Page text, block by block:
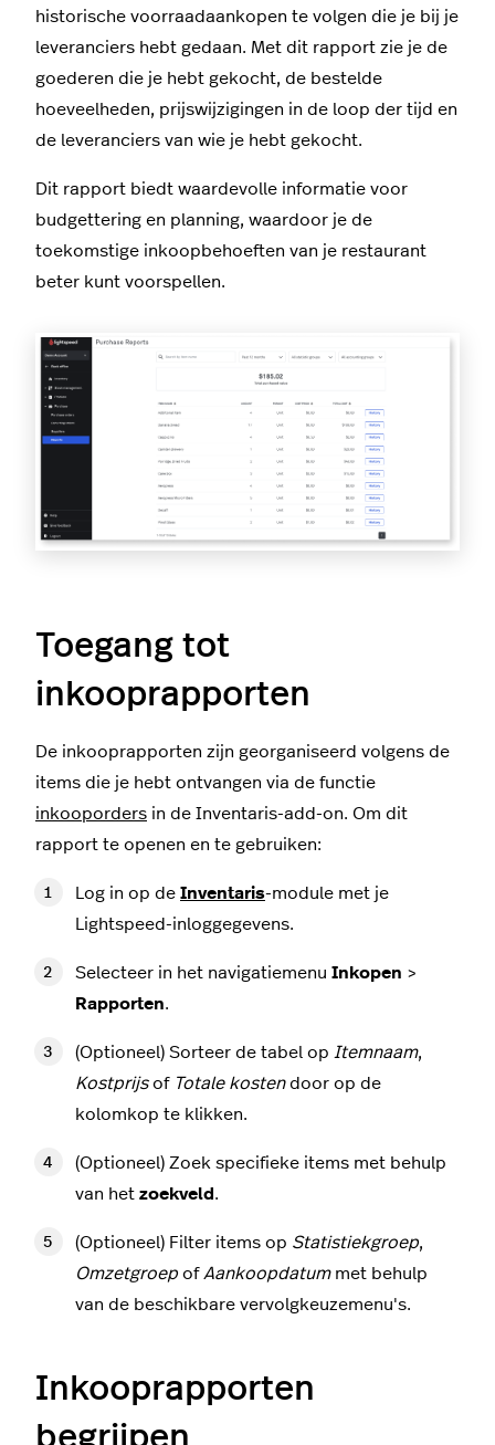
historische voorraadaankopen te volgen die je bij je
leveranciers hebt gedaan. Met dit rapport zie je de
goederen die je hebt gekocht, de bestelde
hoeveelheden, prijswijzigingen in de loop der tijd en
de leveranciers van wie je hebt gekocht.
Dit rapport biedt waardevolle informatie voor
budgettering en planning, waardoor je de
toekomstige inkoopbehoeften van je restaurant
beter kunt voorspellen.
Toegang tot
inkooprapporten
De inkooprapporten zijn georganiseerd volgens de
items die je hebt ontvangen via de functie
inkooporders in de Inventaris-add-on. Om dit
rapport te openen en te gebruiken:
Log in op de Inventaris-module met je
Lightspeed-inloggegevens.
Selecteer in het navigatiemenu Inkopen >
Rapporten.
(Optioneel) Sorteer de tabel op Itemnaam,
Kostprijsof Totale kostendoor op de
kolomkop te klikken.
(Optioneel) Zoek specifieke items met behulp
van het zoekveld .
(Optioneel) Filter items op Statistiekgroep,
Omzetgroep of Aankoopdatummet behulp
van de beschikbare vervolgkeuzemenu's.
Inkooprapporten
begrijpen